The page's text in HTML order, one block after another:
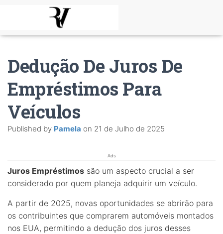
Dedução De Juros De
Empréstimos Para
Veículos
Published by Pamela on 21 de Julho de 2025
Ads
Juros Empréstimos são um aspecto crucial a ser
considerado por quem planeja adquirir um veículo.
A partir de 2025, novas oportunidades se abrirão para
os contribuintes que comprarem automóveis montados
nos EUA, permitindo a dedução dos juros desses